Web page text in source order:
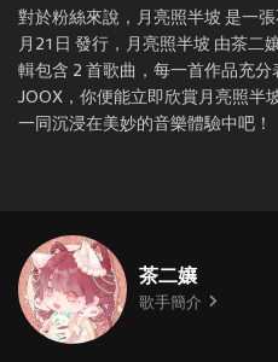
對於粉絲來說，月亮照半坡 是一
月21日 發行，月亮照半坡 由茶二
輯包含 2 首歌曲，每一首作品充
JOOX，你便能立即欣賞月亮照半
一同沉浸在美妙的音樂體驗中吧！
茶二孃
歌手簡介